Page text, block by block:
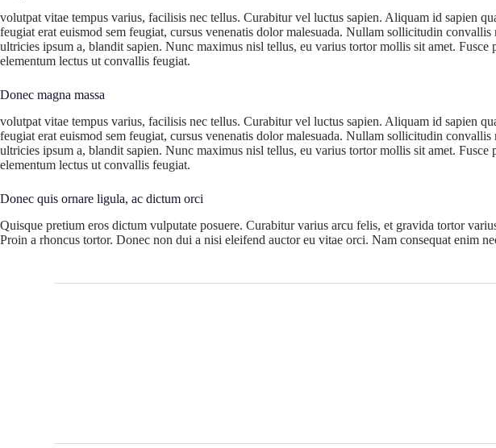
volutpat vitae tempus varius, facilisis nec tellus. Curabitur vel luctus sapien. Aliquam id sapien
feugiat erat euismod sem feugiat, cursus venenatis dolor malesuada. Nullam sollicitudin
ultricies ipsum a, blandit sapien. Nunc maximus nisl tellus, eu varius tortor mollis sit amet.
elementum lectus ut convallis feugiat.
Donec magna massa
volutpat vitae tempus varius, facilisis nec tellus. Curabitur vel luctus sapien. Aliquam id sapien
feugiat erat euismod sem feugiat, cursus venenatis dolor malesuada. Nullam sollicitudin
ultricies ipsum a, blandit sapien. Nunc maximus nisl tellus, eu varius tortor mollis sit amet.
elementum lectus ut convallis feugiat.
Donec quis ornare ligula, ac dictum orci
Quisque pretium eros dictum vulputate posuere. Curabitur varius arcu felis, et gravida tortor
Proin a rhoncus tortor. Donec non dui a nisi eleifend auctor eu vitae orci. Nam consequat enim